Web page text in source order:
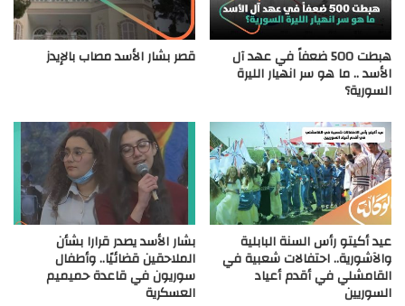
هبطت 500 ضعفاً في عهد آل
الأسد .. ما هو سر انهيار الليرة
السورية؟
قصر بشار الأسد مصاب بالإيدز
عيد أكيتو رأس السنة البابلية
والآشورية.. احتفالات شعبية في
القامشلي في أقدم أعياد
السوريين
بشار الأسد يصدر قرارا بشأن
الملاحقين قضائيًا.. وأطفال
سوريون في قاعدة حميميم
العسكرية